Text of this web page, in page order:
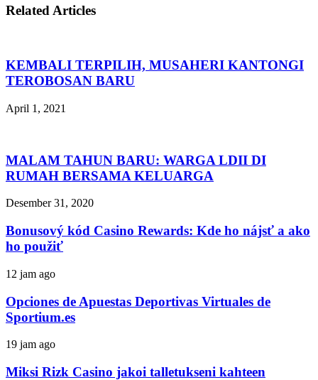
Related Articles
KEMBALI TERPILIH, MUSAHERI KANTONGI
TEROBOSAN BARU
April 1, 2021
MALAM TAHUN BARU: WARGA LDII DI
RUMAH BERSAMA KELUARGA
Desember 31, 2020
Bonusový kód Casino Rewards: Kde ho nájsť a ako
ho použiť
12 jam ago
Opciones de Apuestas Deportivas Virtuales de
Sportium.es
19 jam ago
Miksi Rizk Casino jakoi talletukseni kahteen